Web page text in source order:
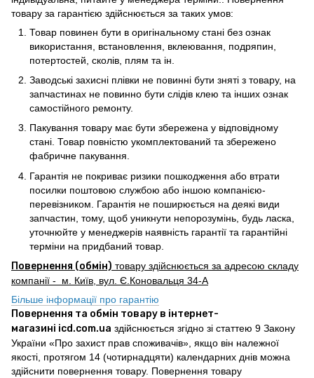
товару за гарантією здійснюється за таких умов:
Товар повинен бути в оригінальному стані без ознак
використання, встановлення, вклеювання, подряпин,
потертостей, сколів, плям та ін.
Заводські захисні плівки не повинні бути зняті з товару, на
запчастинах не повинно бути слідів клею та інших ознак
самостійного ремонту.
Пакування товару має бути збережена у відповідному
стані. Товар повністю укомплектований та збережено
фабричне пакування.
Гарантія не покриває ризики пошкодження або втрати
посилки поштовою службою або іншою компанією-
перевізником. Гарантія не поширюється на деякі види
запчастин, тому, щоб уникнути непорозумінь, будь ласка,
уточнюйте у менеджерів наявність гарантії та гарантійні
терміни на придбаний товар.
Повернення (обмін) товару здійснюється за адресою складу
компанії - м. Київ, вул. Є.Коновальця 34-А
Більше інформації про гарантію
Повернення та обмін товару в інтернет-
магазині icd.com.ua здійснюється згідно зі статтею 9 Закону
України «Про захист прав споживачів», якщо він належної
якості, протягом 14 (чотирнадцяти) календарних днів можна
здійснити повернення товару. Повернення товару